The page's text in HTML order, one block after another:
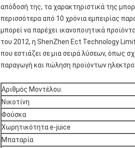
απόδοσή της, τα χαρακτηριστικά της
περισσότερα από 10 χρόνια εμπειρίας
μπορεί να παρέχει ικανοποιητικά
του 2012, η ​​ShenZhen Ect Technology
που εστιάζει σε μια σειρά λύσεων, όπως
παραγωγή και πώληση προϊόντων
Αριθμός Μοντέλου.
Νικοτίνη
Φούσκα
Χωρητικότητα e-juice
Μπαταρία